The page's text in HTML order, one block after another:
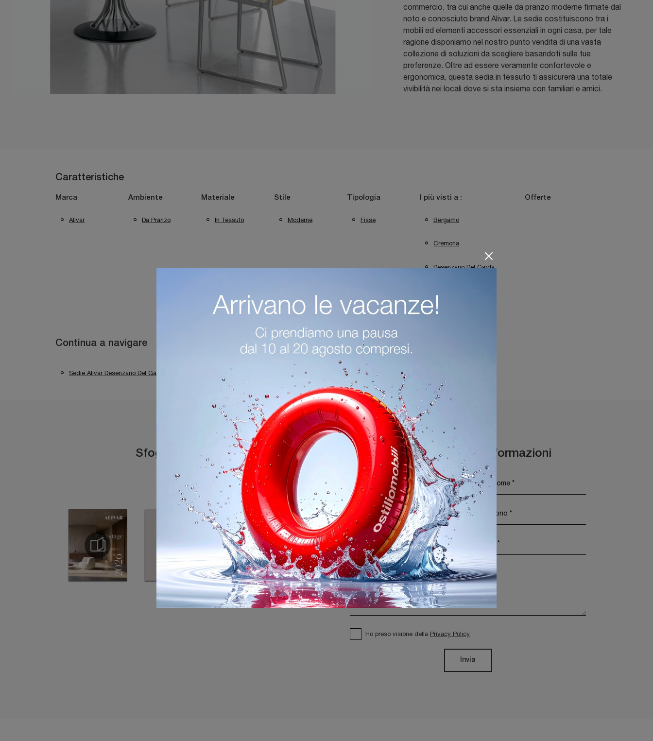
commercio, tra cui anche quelle da pranzo moderne firmate dal
noto e conosciuto brand Alivar. Le sedie costituiscono tra i
mobili ed elementi accessori essenziali in ogni casa, per tale
ragione disponiamo nel nostro punto vendita di una vasta
collezione di soluzioni da scegliere basandoti sulle tue
preferenze. Oltre ad essere veramente confortevole e
ergonomica, questa sedia in tessuto ti assicurerà una totale
vivibilità nei locali dove si sta insieme con familiari e amici.
Caratteristiche
Marca
Alivar
Ambiente
Da Pranzo
Materiale
In Tessuto
Stile
Moderne
Tipologia
Fisse
I più visti a :
Bergamo
Cremona
Desenzano Del Garda
Offerte
Continua a navigare
Sedie Alivar Desenzano Del Garda Sedie Alivar Cremona Sedie Alivar Sirmione
Sfoglia i cataloghi Richiedi Maggiori Informazioni
Ho preso visione della Privacy Policy
Invia